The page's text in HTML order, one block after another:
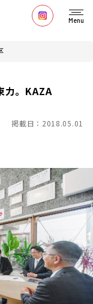
Menu
力。KAZA
掲載日：2018.05.01